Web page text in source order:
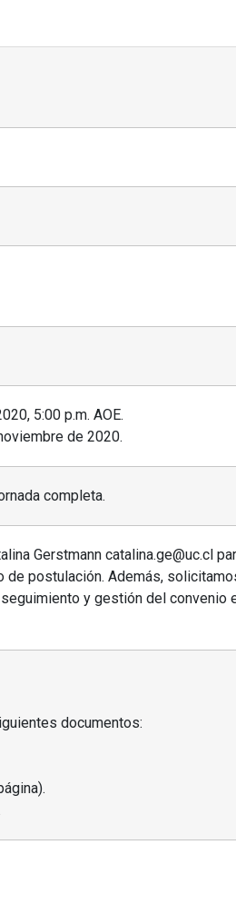
5:00 p.m. AOE.
de 2020.
completa.
Gerstmann catalina.ge@uc.cl
postulación. Además,
y gestión del convenio
documentos: